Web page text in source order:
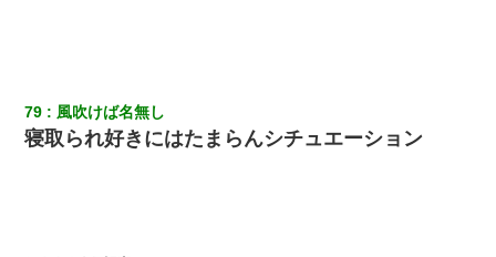
79 風吹けば名無し
寝取られ好きにはたまらんシチュエーション